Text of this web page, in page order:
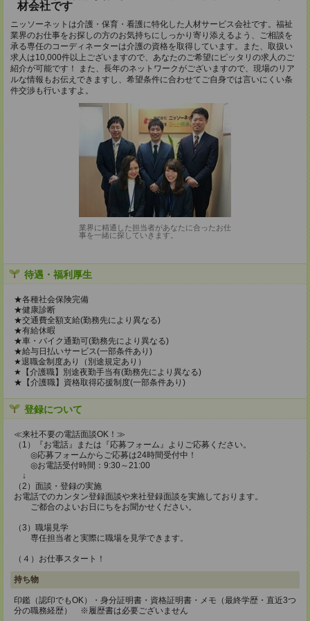
材会社です
ニッソーネットは介護・保育・看護に特化した人材サービス会社です。福祉
業界のお仕事をお探しの方のお気持ちにしっかり寄り添えるよう、ご相談を
承る専任のコーディネーターは介護の資格を取得しています。また、取扱い
求人は10,000件以上ございますので、あなたのご希望にピッタリの求人のご
紹介が可能です！ また、長年のネットワークがございますので、現場のリア
ルな情報もお伝えできますし、希望条件に合わせてご自身では言いにくい条
件交渉も行いますよ。
業界に精通した担当者があなたに合ったお仕
事を一緒に探していきます。
待遇・福利厚生
★各種社会保険完備
★健康診断
★交通費全額支給(勤務先により異なる)
★有給休暇
★車・バイク通勤可(勤務先により異なる)
★給与日払いサービス(一部条件あり)
★退職金制度あり（別途規定あり）
★【介護職】別途夜勤手当有(勤務先により異なる)
★【介護職】資格取得応援制度(一部条件あり)
登録について
≪来社不要の電話面談OK！≫
（1）『お電話』または『応募フォーム』よりご応募ください。
◎応募フォームからご応募は24時間受付中！
◎お電話受付時間：9:30～21:00
↓
（2）面談・登録の実施
お電話でのカンタン登録面談や来社登録面談を実施しております。
ご都合のよいお日にちをお聞かせください。
（3）職場見学
専任担当者と実際に職場を見学できます。
（４）お仕事スタート！
持ち物
印鑑（認印でもOK）・身分証明書・資格証明書・メモ（最終学歴・直近3つ
分の職務経歴） ※履歴書は必要ございません